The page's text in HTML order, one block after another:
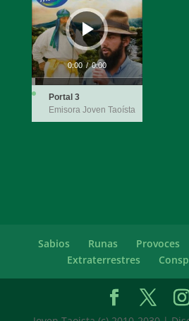
audio
0:00 / 0:00
Portal 3
Emisora Joven Taoísta
Sabios Runas Provoces
Extraterrestres